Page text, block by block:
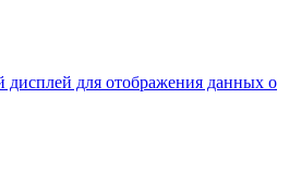
для отображения данных о